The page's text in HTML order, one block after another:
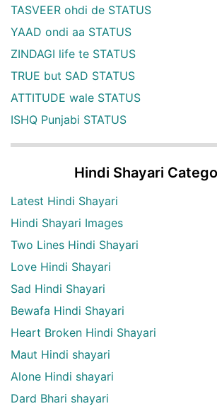
TASVEER ohdi de STATUS
YAAD ondi aa STATUS
ZINDAGI life te STATUS
TRUE but SAD STATUS
ATTITUDE wale STATUS
ISHQ Punjabi STATUS
Hindi Shayari
Latest Hindi Shayari
Hindi Shayari Images
Two Lines Hindi Shayari
Love Hindi Shayari
Sad Hindi Shayari
Bewafa Hindi Shayari
Heart Broken Hindi Shayari
Maut Hindi shayari
Alone Hindi shayari
Dard Bhari shayari